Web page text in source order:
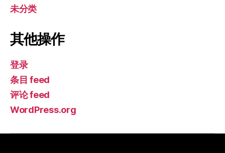
未分类
其他操作
登录
条目 feed
评论 feed
WordPress.org